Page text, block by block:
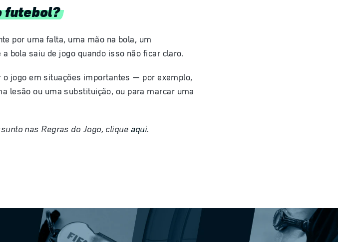
futebol?
por uma falta, uma mão na bola, um
bola saiu de jogo quando isso não ficar claro.
jogo em situações importantes — por exemplo,
lesão ou umasubstituição, ou para marcar uma
nas Regras do Jogo, clique aqui.